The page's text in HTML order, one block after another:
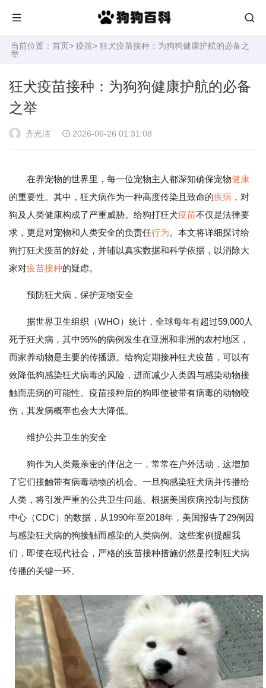
当前位置： 首页> 疫苗> 狂犬疫苗接种：为狗狗健康护航的必备之
举
狂犬疫苗接种：为狗狗健康护航的必备
之举
齐光洁 2026-06-26 01:31:08
在养宠物的世界里，每一位宠物主人都深知确保宠物健康
的重要性。其中，狂犬病作为一种高度传染且致命的疾病 ，对
狗及人类健康构成了严重威胁。给狗打狂犬疫苗不仅是法律要
求，更是对宠物和人类安全的负责任行为。本文将详细探讨给
狗打狂犬疫苗的好处，并辅以真实数据和科学依据，以消除大
家对疫苗接种的疑虑。
预防狂犬病，保护宠物安全
据世界卫生组织（WHO）统计，全球每年有超过59,000人
死于狂犬病，其中95%的病例发生在亚洲和非洲的农村地区，
而家养动物是主要的传播源。给狗定期接种狂犬疫苗，可以有
效降低狗感染狂犬病毒的风险，进而减少人类因与感染动物接
触而患病的可能性。疫苗接种后的狗即使被带有病毒的动物咬
伤，其发病概率也会大大降低。
维护公共卫生的安全
狗作为人类最亲密的伴侣之一，常常在户外活动，这增加
了它们接触带有病毒动物的机会。一旦狗感染狂犬病并传播给
人类，将引发严重的公共卫生问题。根据美国疾病控制与预防
中心（CDC）的数据，从1990年至2018年，美国报告了29例因
与感染狂犬病的狗接触而感染的人类病例。这些案例提醒我
们，即使在现代社会，严格的疫苗接种措施仍然是控制狂犬病
传播的关键一环。